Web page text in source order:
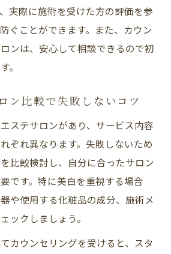
実際に施術を受けた方の評価を参
ぐことができます。また、カウン
ンは、安心して相談できるので初
。
ン比較で失敗しないコツ
ステサロンがあり、サービス内容
ぞれ異なります。失敗しないため
比較検討し、自分に合ったサロン
です。特に美白を重視する場合
や使用する化粧品の成分、施術メ
ックしましょう。
カウンセリングを受けると、スタ